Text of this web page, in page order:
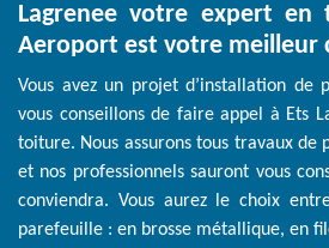
Lagrenee votre expert en
Aeroport est votre meilleur
Vous avez un projet d’installation de
vous conseillons de faire appel à Ets
toiture. Nous assurons tous travaux de
et nos professionnels sauront vous
conviendra. Vous aurez le choix
parefeuille : en brosse métallique, en